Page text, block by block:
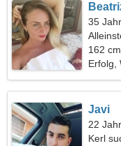
35
162
Erfolg,
Javi
22
Kerl